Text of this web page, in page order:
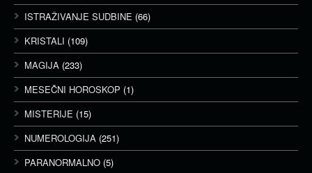
ISTRAŽIVANJE SUDBINE (66)
KRISTALI (109)
MAGIJA (233)
MESEČNI HOROSKOP (1)
MISTERIJE (15)
NUMEROLOGIJA (251)
PARANORMALNO (5)